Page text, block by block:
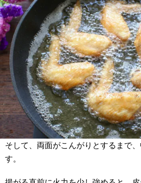
そして、両面がこんがりとするまで
す。